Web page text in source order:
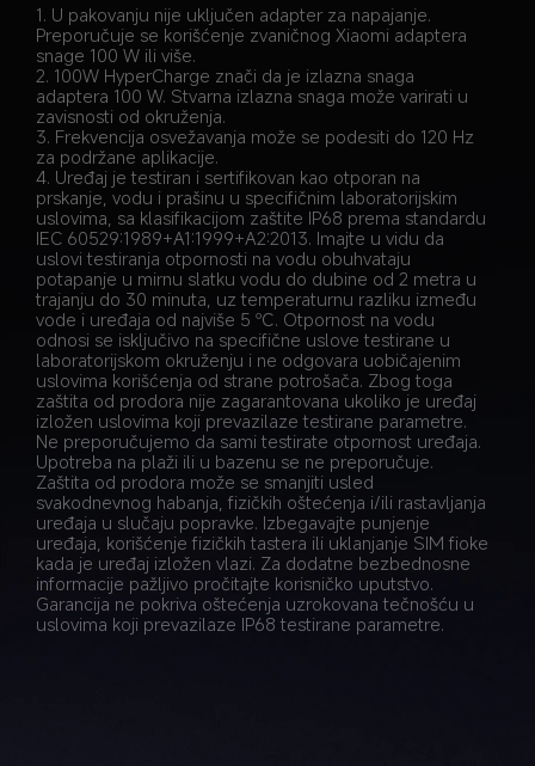
1. U pakovanju nije uključen adapter za napajanje.
Preporučuje se korišćenje zvaničnog Xiaomi adaptera
snage 100 W ili više.
2. 100W HyperCharge znači da je izlazna snaga
adaptera 100 W. Stvarna izlazna snaga može varirati u
zavisnosti od okruženja.
3. Frekvencija osvežavanja može se podesiti do 120 Hz
za podržane aplikacije.
4. Uređaj je testiran i sertifikovan kao otporan na
prskanje, vodu i prašinu u specifičnim laboratorijskim
uslovima, sa klasifikacijom zaštite IP68 prema standardu
IEC 60529:1989+A1:1999+A2:2013. Imajte u vidu da
uslovi testiranja otpornosti na vodu obuhvataju
potapanje u mirnu slatku vodu do dubine od 2 metra u
trajanju do 30 minuta, uz temperaturnu razliku između
vode i uređaja od najviše 5 ℃. Otpornost na vodu
odnosi se isključivo na specifične uslove testirane u
laboratorijskom okruženju i ne odgovara uobičajenim
uslovima korišćenja od strane potrošača. Zbog toga
zaštita od prodora nije zagarantovana ukoliko je uređaj
izložen uslovima koji prevazilaze testirane parametre.
Ne preporučujemo da sami testirate otpornost uređaja.
Upotreba na plaži ili u bazenu se ne preporučuje.
Zaštita od prodora može se smanjiti usled
svakodnevnog habanja, fizičkih oštećenja i/ili rastavljanja
uređaja u slučaju popravke. Izbegavajte punjenje
uređaja, korišćenje fizičkih tastera ili uklanjanje SIM fioke
kada je uređaj izložen vlazi. Za dodatne bezbednosne
informacije pažljivo pročitajte korisničko uputstvo.
Garancija ne pokriva oštećenja uzrokovana tečnošću u
uslovima koji prevazilaze IP68 testirane parametre.